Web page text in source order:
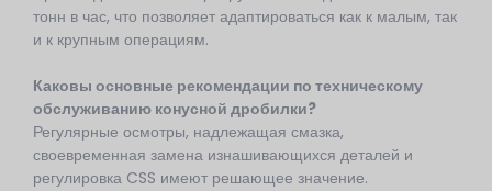
тонн в час, что позволяет адаптироваться как к малым, так
и к крупным операциям.
Каковы основные рекомендации по техническому
обслуживанию конусной дробилки?
Регулярные осмотры, надлежащая смазка,
своевременная замена изнашивающихся деталей и
регулировка CSS имеют решающее значение.